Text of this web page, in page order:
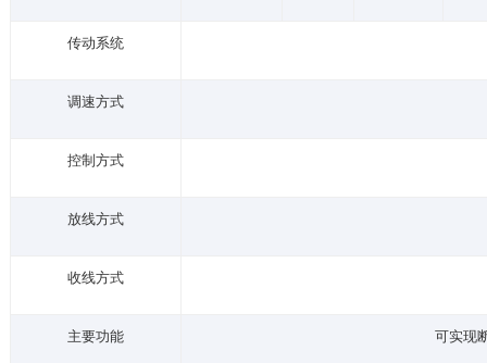
传动系统
调速方式
控制方式
放线方式
收线方式
主要功能 可实现